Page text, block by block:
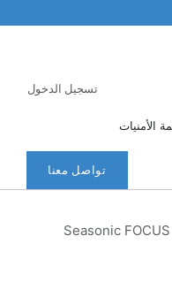
الأمنيات
تسجيل الدخول
تواصل معنا
Seasonic